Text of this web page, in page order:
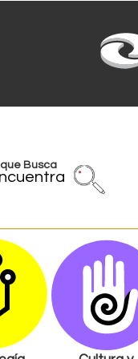
que Busca